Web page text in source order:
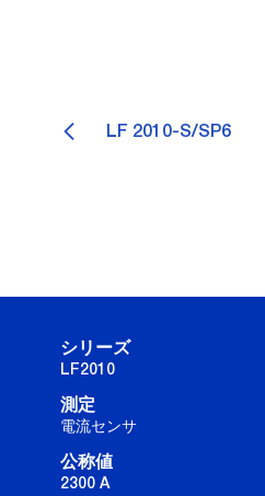
LF 2010-S/SP6
シリーズ
LF2010
測定
電流センサ
公称値
2300 A